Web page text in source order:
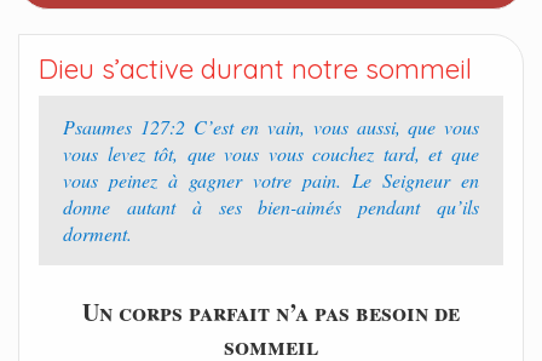
Dieu s’active durant notre sommeil
Psaumes 127:2 C’est en vain, vous aussi, que vous
vous levez tôt, que vous vous couchez tard, et que
vous peinez à gagner votre pain. Le Seigneur en
donne autant à ses bien-aimés pendant qu’ils
dorment.
Un corps parfait n’a pas besoin de
sommeil